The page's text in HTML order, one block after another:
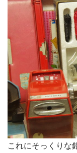
これにそっくりな